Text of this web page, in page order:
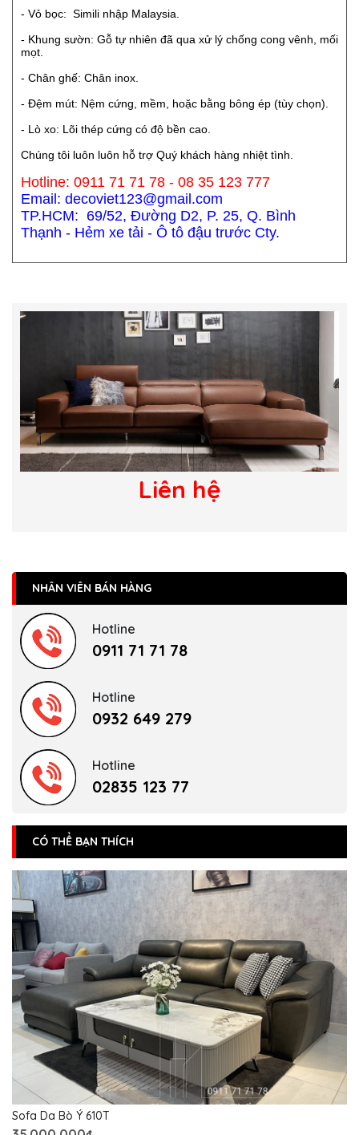
- Vỏ bọc: Simili nhập Malaysia.
- Khung sườn: Gỗ tự nhiên đã qua xử lý chống cong vênh, mối
mọt.
- Chân ghế: Chân inox.
- Đệm mút: Nệm cứng, mềm, hoặc bằng bông ép (tùy chọn).
- Lò xo: Lõi thép cứng có độ bền cao.
Chúng tôi luôn luôn hỗ trợ Quý khách hàng nhiệt tình.
Hotline: 0911 71 71 78 - 08 35 123 777
Email: decoviet123@gmail.com
TP.HCM: 69/52, Đường D2, P. 25, Q. Bình
Thạnh - Hẻm xe tải - Ô tô đậu trước Cty.
Liên hệ
NHÂN VIÊN BÁN HÀNG
Hotline
0911 71 71 78
Hotline
0932 649 279
Hotline
02835 123 77
CÓ THỂ BẠN THÍCH
Sofa Da Bò Ý 610T